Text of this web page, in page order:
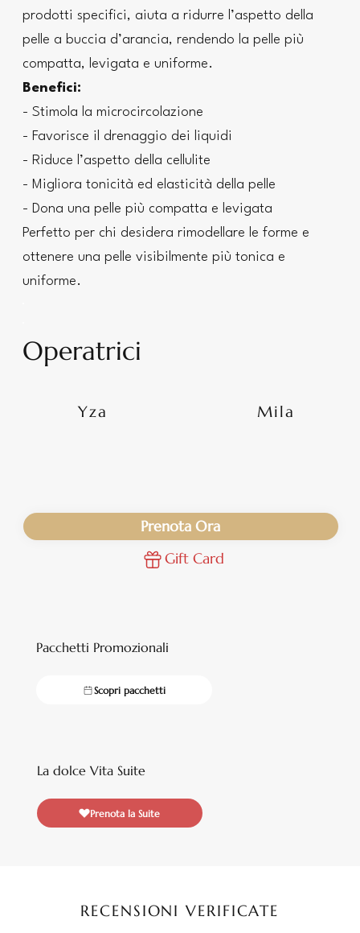
La dolce Vita Suite
Prenota la Suite
Pacchetti Promozionali
Scopri pacchetti
prodotti specifici, aiuta a ridurre l’aspetto della
pelle a buccia d’arancia, rendendo la pelle più
compatta, levigata e uniforme.
Benefici:
- Stimola la microcircolazione
- Favorisce il drenaggio dei liquidi
- Riduce l’aspetto della cellulite
- Migliora tonicità ed elasticità della pelle
- Dona una pelle più compatta e levigata
Perfetto per chi desidera rimodellare le forme e
ottenere una pelle visibilmente più tonica e
uniforme.
Operatrici
Yza Mila
Prenota Ora
Gift Card
RECENSIONI VERIFICATE